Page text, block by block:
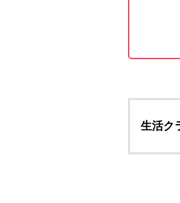
生活ク